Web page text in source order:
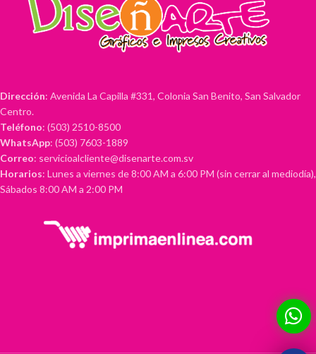
Dirección: Avenida La Capilla #331, Colonia San Benito, San Salvador
Centro.
Teléfono: (503) 2510-8500
WhatsApp: (503) 7603-1889
Correo: servicioalcliente@disenarte.com.sv
Horarios: Lunes a viernes de 8:00 AM a 6:00 PM (sin cerrar al mediodía),
Sábados 8:00 AM a 2:00 PM